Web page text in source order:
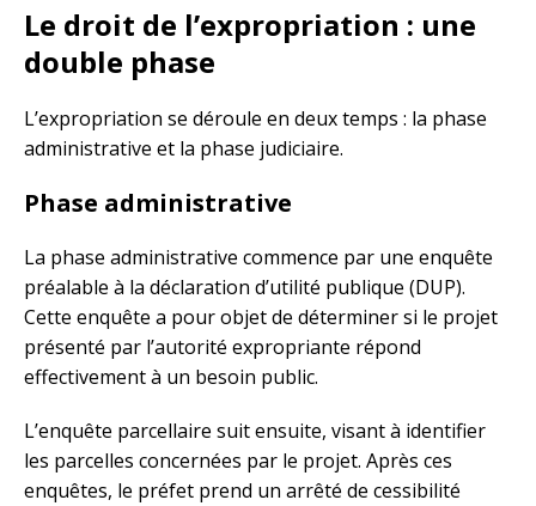
Le droit de l’expropriation : une
double phase
L’expropriation se déroule en deux temps : la phase
administrative et la phase judiciaire.
Phase administrative
La phase administrative commence par une enquête
préalable à la déclaration d’utilité publique (DUP).
Cette enquête a pour objet de déterminer si le projet
présenté par l’autorité expropriante répond
effectivement à un besoin public.
L’enquête parcellaire suit ensuite, visant à identifier
les parcelles concernées par le projet. Après ces
enquêtes, le préfet prend un arrêté de cessibilité